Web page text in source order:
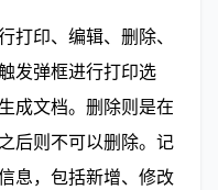
打印、编辑、删除、
发弹框进行打印选
成文档。删除则是在
后则不可以删除。记
息，包括新增、修改